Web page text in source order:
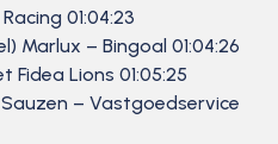
01:04:23
Marlux – Bingoal 01:04:26
Fidea Lions 01:05:25
– Vastgoedservice